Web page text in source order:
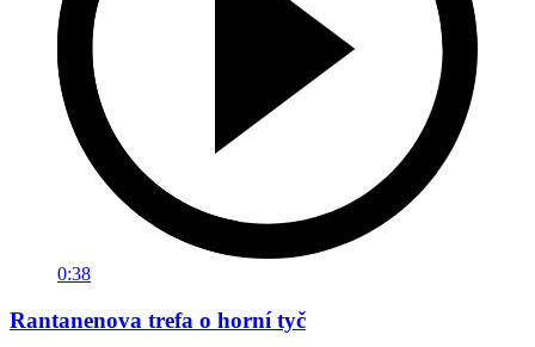
0:38
Rantanenova trefa o horní tyč